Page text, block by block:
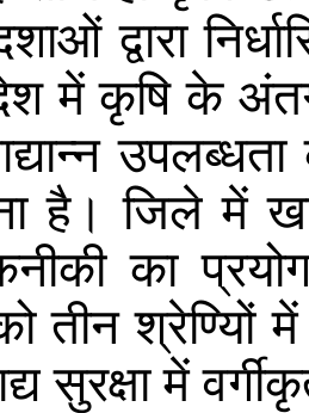
द्वारा
में कृषि के
उपलब्धता
है। जिले में
का
तीन श्रेण्यिों में
सुरक्षा में